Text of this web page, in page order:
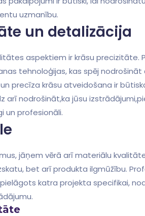
uzmanību.
un detalizācija
aspektiem ir krāsu precizitāte.
tehnoloģijas, kas spēj
precīza krāsu atveidošana ir
arī nodrošināt,ka jūsu
un profesionāli.
jāņem vērā arī materiālu
bet arī⁢ produkta ilgmūžību.
katra projekta specifikai,